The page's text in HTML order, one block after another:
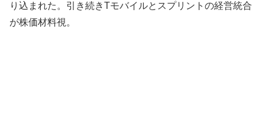
り込まれた。引き続きTモバイルとスプリントの経営統合
が株価材料視。